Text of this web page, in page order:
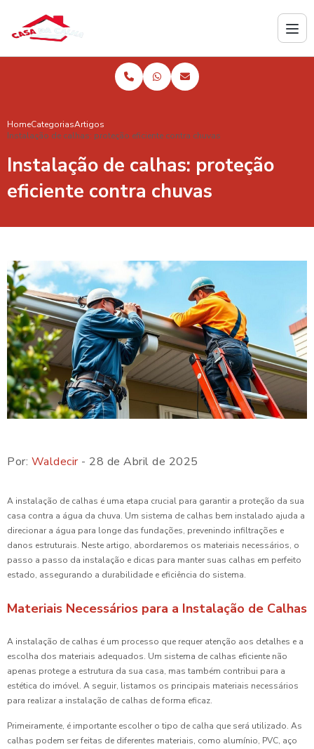
HomeCategoriasArtigos
Instalação de calhas: proteção eficiente contra chuvas
Instalação de calhas: proteção
eficiente contra chuvas
Por: Waldecir- 28 de Abril de 2025
A instalação de calhas é uma etapa crucial para garantir a proteção da sua
casa contra a água da chuva. Um sistema de calhas bem instalado ajuda a
direcionar a água para longe das fundações, prevenindo infiltrações e
danos estruturais. Neste artigo, abordaremos os materiais necessários, o
passo a passo da instalação e dicas para manter suas calhas em perfeito
estado, assegurando a durabilidade e eficiência do sistema.
Materiais Necessários para a Instalação de Calhas
A instalação de calhas é um processo que requer atenção aos detalhes e a
escolha dos materiais adequados. Um sistema de calhas eficiente não
apenas protege a estrutura da sua casa, mas também contribui para a
estética do imóvel. A seguir, listamos os principais materiais necessários
para realizar a instalação de calhas de forma eficaz.
Primeiramente, é importante escolher o tipo de calha que será utilizado. As
calhas podem ser feitas de diferentes materiais, como alumínio, PVC, aço